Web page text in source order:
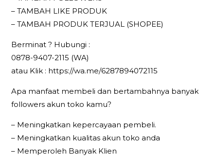
– TAMBAH LIKE PRODUK
– TAMBAH PRODUK TERJUAL (SHOPEE)
Berminat ? Hubungi :
0878-9407-2115 (WA)
atau Klik : https://wa.me/6287894072115
Apa manfaat membeli dan bertambahnya banyak
followers akun toko kamu?
– Meningkatkan kepercayaan pembeli.
– Meningkatkan kualitas akun toko anda
– Memperoleh Banyak Klien